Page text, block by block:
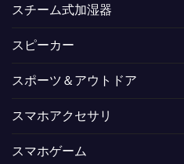
スチーム式加湿器
スピーカー
スポーツ＆アウトドア
スマホアクセサリ
スマホゲーム